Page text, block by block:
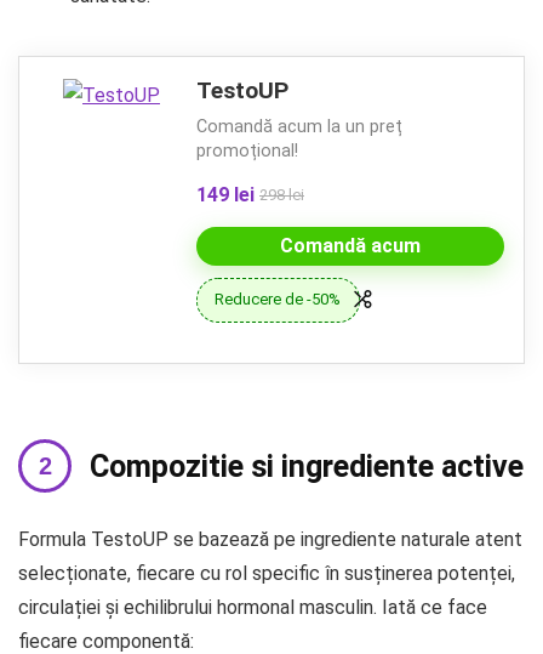
TestoUP
Comandă acum la un preț
promoțional!
149 lei 298 lei
Comandă acum
Reducere de -50%
Compozitie si ingrediente active
Formula TestoUP se bazează pe ingrediente naturale atent
selecționate, fiecare cu rol specific în susținerea potenței,
circulației și echilibrului hormonal masculin. Iată ce face
fiecare componentă: